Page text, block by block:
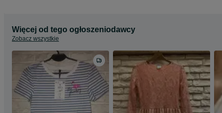
Więcej od tego ogłoszeniodawcy
Zobacz wszystkie